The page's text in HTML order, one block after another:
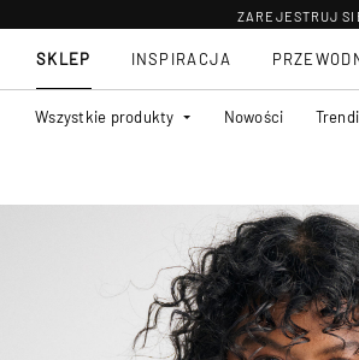
ZAREJESTRUJ
SKLEP
Wszystkie produkty Nowości
INSPIRACJA